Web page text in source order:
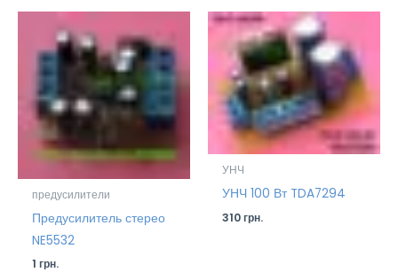
предусилители
Предусилитель стерео
NE5532
1грн.
УНЧ
УНЧ 100 Вт TDA7294
310грн.